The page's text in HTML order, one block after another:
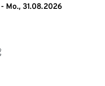
Mo., 31.08.2026